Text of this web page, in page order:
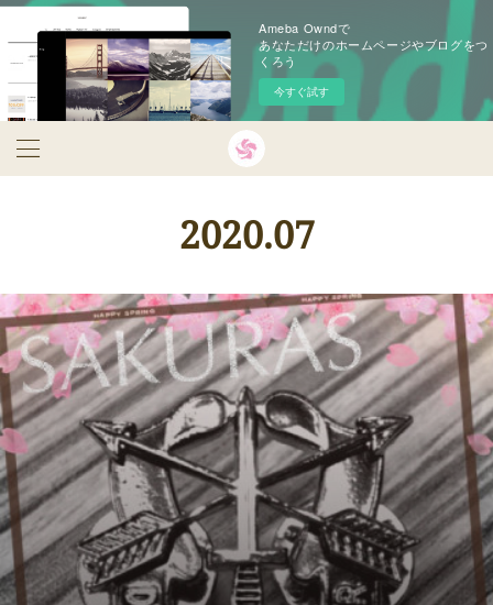
Ameba Owndで
あなただけのホームページやブログをつ
くろう
今すぐ試す
2020.07